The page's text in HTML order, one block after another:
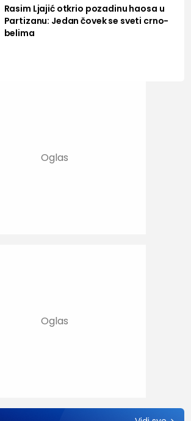
Rasim Ljajić otkrio pozadinu haosa u
Partizanu: Jedan čovek se sveti crno-
belima